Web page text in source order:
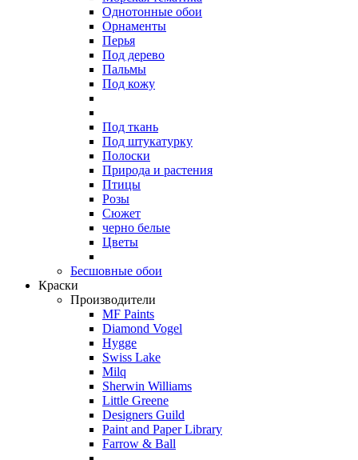
Однотонные обои
Орнаменты
Перья
Под дерево
Пальмы
Под кожу
Под ткань
Под штукатурку
Полоски
Природа и растения
Птицы
Розы
Сюжет
черно белые
Цветы
Бесшовные обои
Краски
Производители
MF Paints
Diamond Vogel
Hygge
Swiss Lake
Milq
Sherwin Williams
Little Greene
Designers Guild
Paint and Paper Library
Farrow & Ball